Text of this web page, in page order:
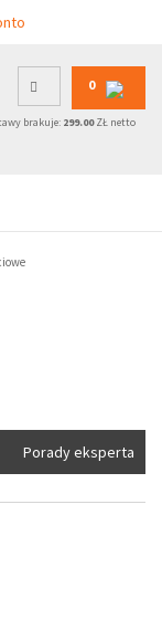
0
brakuje: 299.00ZŁ netto
Porady eksperta